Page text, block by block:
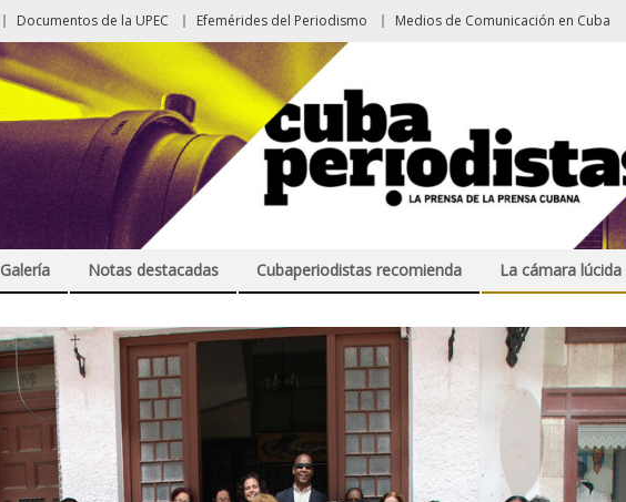
Documentos de la UPEC Efemérides del Periodismo Medios de Comunicación en Cuba
Galería Notas destacadas Cubaperiodistas recomienda La cámara lúcida